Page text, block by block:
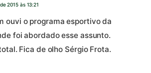
2015 às 13:21
ouvi o programa esportivo da
foi abordado esse assunto.
Fica de olho Sérgio Frota.